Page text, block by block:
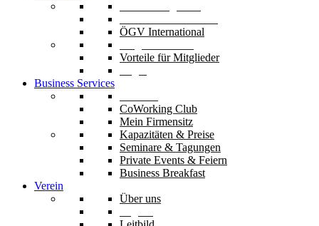
ÖGV International
Vorteile für Mitglieder
Business Services
CoWorking Club
Mein Firmensitz
Kapazitäten & Preise
Seminare & Tagungen
Private Events & Feiern
Business Breakfast
Verein
Über uns